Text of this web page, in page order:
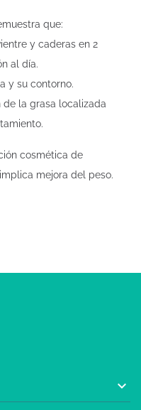
que:
y caderas en 2
al día.
y su contorno.
la grasa localizada
cosmética de
mejora del peso.
